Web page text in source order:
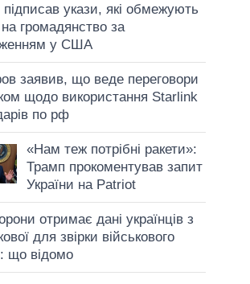
укази, які обмежують
громадянство за
у США
заявив, що веде переговори
щодо використання Starlink
по рф
«Нам теж потрібні ракети»:
Трамп прокоментував запит
України на Patriot
отримає дані українців з
для звірки військового
що відомо